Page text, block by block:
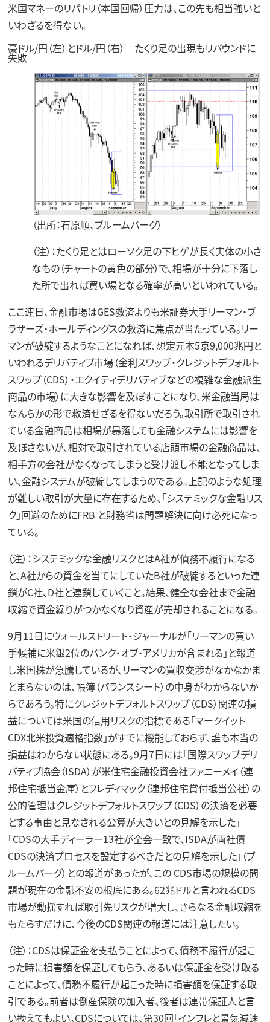
米国マネーのリパトリ（本国回帰）圧力は、この先も相当強いと
いわざるを得ない。
豪ドル/円（左）とドル/円（右） たくり足の出現もリバウンドに
失敗
（出所：石原順、ブルームバーグ）
（注）：たくり足とはローソク足の下ヒゲが長く実体の小さ
なもの（チャートの黄色の部分）で、相場が十分に下落し
た所で出れば買い場となる確率が高いといわれている。
ここ連日、金融市場はGES救済よりも米証券大手リーマン・ブ
ラザーズ・ホールディングスの救済に焦点が当たっている。リー
マンが破綻するようなことになれば、想定元本5京9,000兆円と
いわれるデリバティブ市場（金利スワップ・クレジットデフォルト
スワップ（CDS）・エクイティデリバティブなどの複雑な金融派生
商品の市場）に大きな影響を及ぼすことになり、米金融当局は
なんらかの形で救済せざるを得ないだろう。取引所で取引され
ている金融商品は相場が暴落しても金融システムには影響を
及ぼさないが、相対で取引されている店頭市場の金融商品は、
相手方の会社がなくなってしまうと受け渡し不能となってしま
い、金融システムが破綻してしまうのである。上記のような処理
が難しい取引が大量に存在するため、「システミックな金融リス
ク」回避のためにFRB と財務省は問題解決に向け必死になっ
ている。
（注）：システミックな金融リスクとはA社が債務不履行になる
と、A社からの資金を当てにしていたB社が破綻するといった連
鎖がC社、D社と連鎖していくこと。結果、健全な会社まで金融
収縮で資金繰りがつかなくなり資産が売却されることになる。
9月11日にウォールストリート・ジャーナルが「リーマンの買い
手候補に米銀2位のバンク・オブ・アメリカが含まれる」と報道
し米国株が急騰しているが、リーマンの買収交渉がなかなかま
とまらないのは、帳簿（バランスシート）の中身がわからないか
らであろう。特にクレジットデフォルトスワップ（CDS）関連の損
益については米国の信用リスクの指標である「マークイット
CDX北米投資適格指数」がすでに機能しておらず、誰も本当の
損益はわからない状態にある。9月7日には「国際スワップデリ
バティブ協会（ISDA）が米住宅金融投資会社ファニーメイ（連
邦住宅抵当金庫）とフレディマック（連邦住宅貸付抵当公社）の
公的管理はクレジットデフォルトスワップ（CDS）の決済を必要
とする事由と見なされる公算が大きいとの見解を示した」
「CDSの大手ディーラー13社が全会一致で、ISDAが両社債
CDSの決済プロセスを設定するべきだとの見解を示した」（ブ
ルームバーグ）との報道があったが、この CDS市場の規模の問
題が現在の金融不安の根底にある。62兆ドルと言われるCDS
市場が動揺すれば取引先リスクが増大し、さらなる金融収縮を
もたらすだけに、今後のCDS関連の報道には注意したい。
（注）：CDSは保証金を支払うことによって、債務不履行が起こ
った時に損害額を保証してもらう、あるいは保証金を受け取る
ことによって、債務不履行が起こった時に損害額を保証する取
引である。前者は倒産保険の加入者、後者は連帯保証人と言
い換えてもよい。CDSについては、第30回「インフレと景気減速